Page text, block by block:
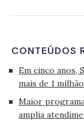
CONTEÚDOS
Em cinco anos,
mais de 1
Maior
amplia